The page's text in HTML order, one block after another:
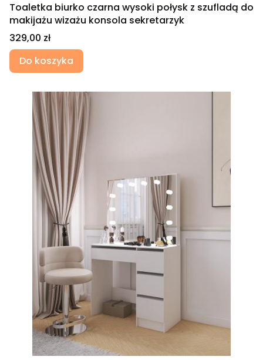
Toaletka biurko czarna wysoki połysk z szufladą do
makijażu wizażu konsola sekretarzyk
Cena
329,00 zł
Do koszyka